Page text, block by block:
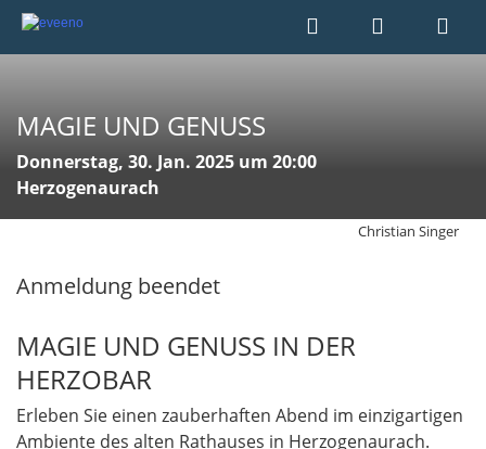
MAGIE UND GENUSS
Donnerstag, 30. Jan. 2025 um 20:00
Herzogenaurach
Christian Singer
Anmeldung beendet
MAGIE UND GENUSS IN DER
HERZOBAR
Erleben Sie einen zauberhaften Abend im einzigartigen
Ambiente des alten Rathauses in Herzogenaurach.